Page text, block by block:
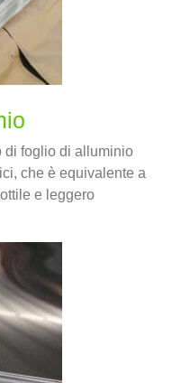
di foglio di alluminio
che è equivalente a
e leggero